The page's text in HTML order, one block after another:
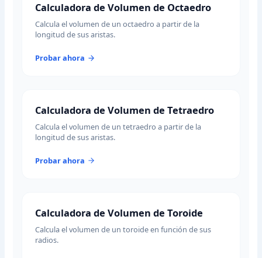
Calculadora de Volumen de Octaedro
Calcula el volumen de un octaedro a partir de la
longitud de sus aristas.
Probar ahora
Calculadora de Volumen de Tetraedro
Calcula el volumen de un tetraedro a partir de la
longitud de sus aristas.
Probar ahora
Calculadora de Volumen de Toroide
Calcula el volumen de un toroide en función de sus
radios.